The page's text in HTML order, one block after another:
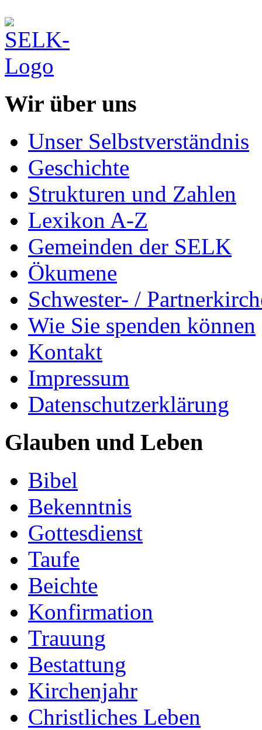
Wir über uns
Unser Selbstverständnis
Geschichte
Strukturen und Zahlen
Lexikon A-Z
Gemeinden der SELK
Ökumene
Schwester- /
Wie Sie spenden können
Kontakt
Impressum
Datenschutzerklärung
Glauben und Leben
Bibel
Bekenntnis
Gottesdienst
Taufe
Beichte
Konfirmation
Trauung
Bestattung
Kirchenjahr
Christliches Leben